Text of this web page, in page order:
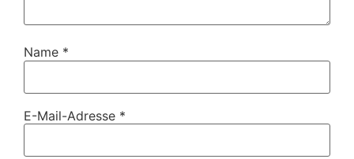
Name *
E-Mail-Adresse *